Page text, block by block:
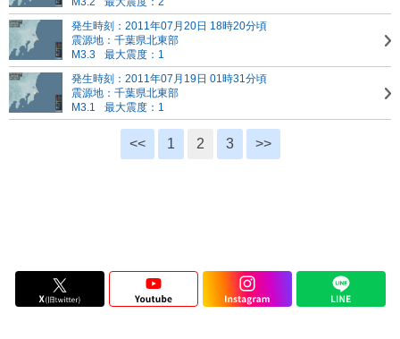
発生時刻：2011年07月20日 18時20分頃
震源地：千葉県北東部
M3.3
最大震度：1
発生時刻：2011年07月19日 01時31分頃
震源地：千葉県北東部
M3.1
最大震度：1
<< 1 2 3 >>